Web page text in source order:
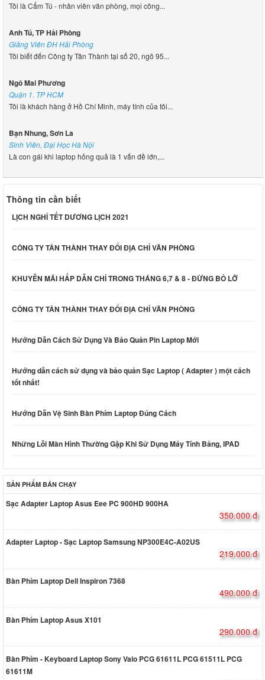
Tôi là Cẩm Tú - nhân viên văn phòng, mọi công...
Anh Tú, TP Hải Phòng
Giảng Viên ĐH Hải Phòng
Tôi biết đến Công ty Tân Thành tại số 20, ngõ 95...
Ngô Mai Phương
Quận 1. TP HCM
Tôi là khách hàng ở Hồ Chí Minh, máy tính của tôi...
Bạn Nhung, Sơn La
Sinh Viên, Đại Học Hà Nội
Là con gái khi laptop hỏng quả là 1 vấn đề lớn,...
Thông tin cần biết
LỊCH NGHỈ TẾT DƯƠNG LỊCH 2021
CÔNG TY TÂN THÀNH THAY ĐỔI ĐỊA CHỈ VĂN PHÒNG
KHUYỄN MÃI HẤP DẪN CHỈ TRONG THÁNG 6,7 & 8 - ĐỪNG BỎ LỠ
CÔNG TY TÂN THÀNH THAY ĐỔI ĐỊA CHỈ VĂN PHÒNG
Hướng Dẫn Cách Sử Dụng Và Bảo Quản Pin Laptop Mới
Hướng dẫn cách sử dụng và bảo quản Sạc Laptop ( Adapter ) một cách
tốt nhất!
Hướng Dẫn Vệ Sinh Bàn Phím Laptop Đúng Cách
Những Lỗi Màn Hình Thường Gặp Khi Sử Dụng Máy Tính Bảng, IPAD
SẢN PHẨM BÁN CHẠY
Sạc Adapter Laptop Asus Eee PC 900HD 900HA
350.000 đ
Adapter Laptop - Sạc Laptop Samsung NP300E4C-A02US
219.000 đ
Bàn Phím Laptop Dell Inspiron 7368
490.000 đ
Bàn Phím Laptop Asus X101
290.000 đ
Bàn Phím - Keyboard Laptop Sony Vaio PCG 61611L PCG 61511L PCG
61611M